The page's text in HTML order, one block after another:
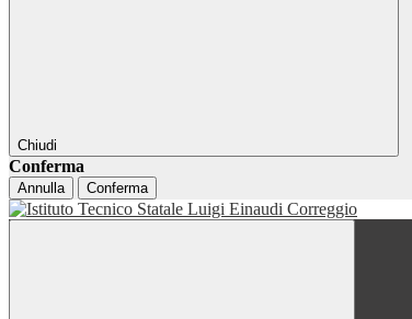
Chiudi
Conferma
Annulla Conferma